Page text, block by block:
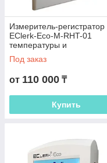
Измеритель-регистратор
EClerk-Eco-M-RHT-01
температуры и
относительной влажности,
без дисплея
Под заказ
от 110 000 ₸
Купить